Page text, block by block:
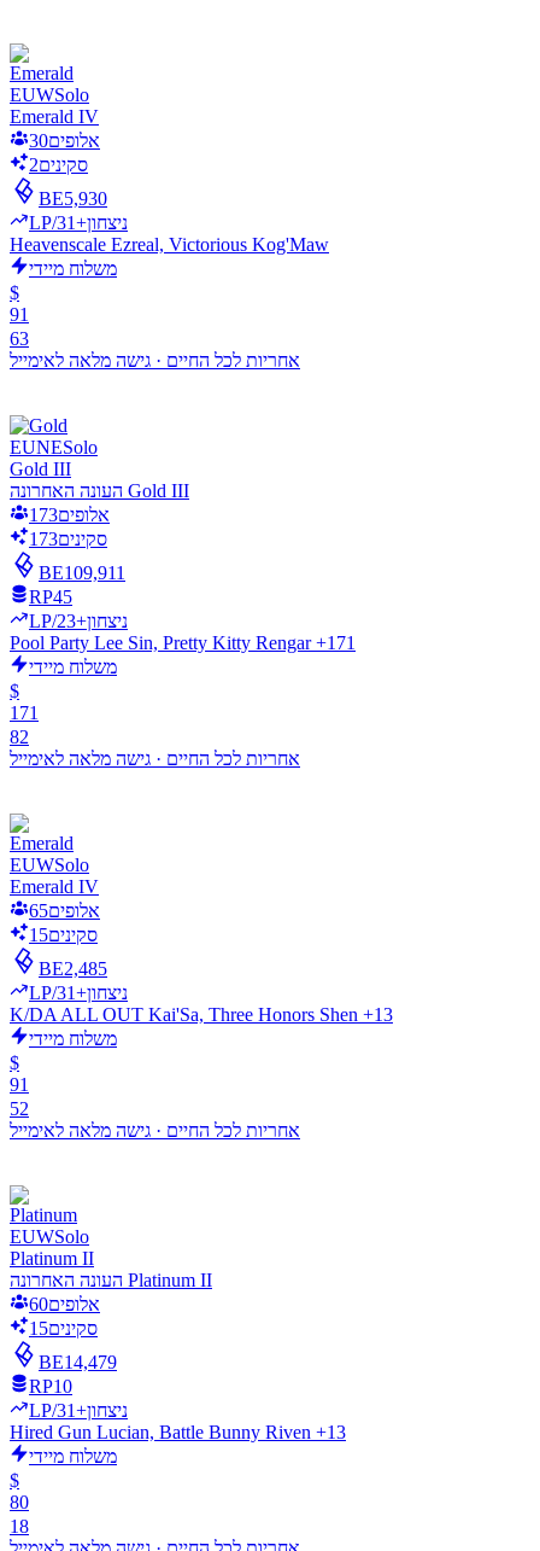
EUWSolo
Emerald IV
אלופים30
סקינים2
BE5,930
LP/ניצחון+31
Heavenscale Ezreal, Victorious Kog'Maw
משלוח מיידי
$
91
63
אחריות לכל החיים · גישה מלאה לאימייל
EUNESolo
Gold III
העונה האחרונה Gold III
אלופים173
סקינים173
BE109,911
RP45
LP/ניצחון+23
Pool Party Lee Sin, Pretty Kitty Rengar +171
משלוח מיידי
$
171
82
אחריות לכל החיים · גישה מלאה לאימייל
EUWSolo
Emerald IV
אלופים65
סקינים15
BE2,485
LP/ניצחון+31
K/DA ALL OUT Kai'Sa, Three Honors Shen +13
משלוח מיידי
$
91
52
אחריות לכל החיים · גישה מלאה לאימייל
EUWSolo
Platinum II
העונה האחרונה Platinum II
אלופים60
סקינים15
BE14,479
RP10
LP/ניצחון+31
Hired Gun Lucian, Battle Bunny Riven +13
משלוח מיידי
$
80
18